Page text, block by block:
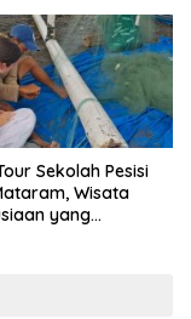
Sekolah Pesisi
Wisata
yang